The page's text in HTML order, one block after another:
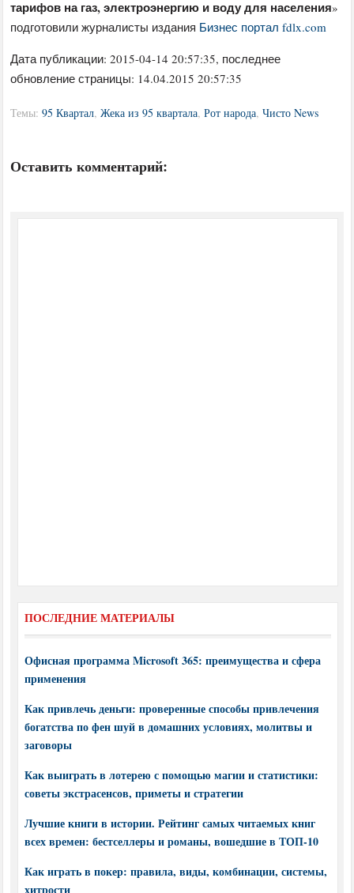
тарифов на газ, электроэнергию и воду для населения»
подготовили журналисты издания Бизнес портал fdlx.com
Дата публикации:2015-04-14 20:57:35, последнее
обновление страницы: 14.04.2015 20:57:35
Темы:95 Квартал,Жека из 95 квартала,Рот народа,Чисто News
Оставить комментарий:
ПОСЛЕДНИЕ МАТЕРИАЛЫ
Офисная программа Microsoft 365: преимущества и сфера
применения
Как привлечь деньги: проверенные способы привлечения
богатства по фен шуй в домашних условиях, молитвы и
заговоры
Как выиграть в лотерею с помощью магии и статистики:
советы экстрасенсов, приметы и стратегии
Лучшие книги в истории. Рейтинг самых читаемых книг
всех времен: бестселлеры и романы, вошедшие в ТОП-10
Как играть в покер: правила, виды, комбинации, системы,